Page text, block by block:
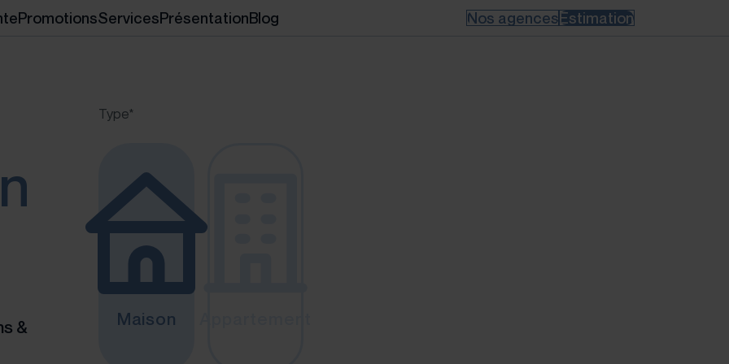
PromotionsServicesPrésentationBlog Nos agencesEstimation
&
Type*
Maison